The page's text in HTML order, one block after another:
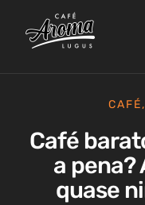
CAFÉ,
Café
a pena?
quase